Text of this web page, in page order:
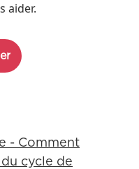
aider.
- Comment
cycle de